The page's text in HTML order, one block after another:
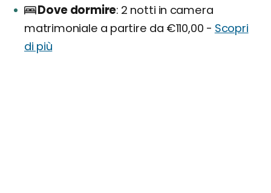
Dove dormire 2 notti in camera
matrimoniale a partire da €110,00 - Scopri
di più